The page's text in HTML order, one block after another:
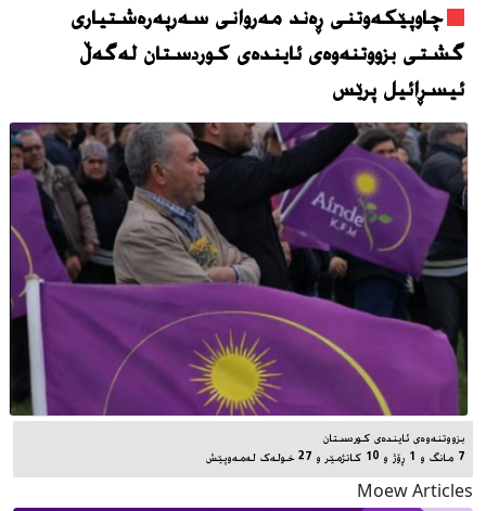
چاوپێکەوتنی ڕەند مەروانی سەرپەرەشتیاری
گشتی بزووتنەوەی ئایندەی کوردستان لەگەڵ
ئیسڕائیل پرێس
بزووتنەوەی ئایندەی کوردستان
7 مانگ و 1 ڕۆژ و 10 کاتژمێر و 27 خوله‌ک له‌مه‌وپێش‌
Moew Articles